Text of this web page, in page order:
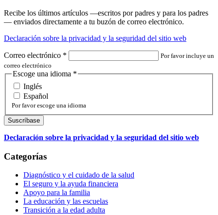
Recibe los últimos artículos —escritos por padres y para los padres
— enviados directamente a tu buzón de correo electrónico.
Declaración sobre la privacidad y la seguridad del sitio web
Correo electrónico *
Por favor incluye un
correo electrónico
Escoge una idioma *
Inglés
Español
Por favor escoge una idioma
Declaración sobre la privacidad y la seguridad del sitio web
Categorías
Diagnóstico y el cuidado de la salud
El seguro y la ayuda financiera
Apoyo para la familia
La educación y las escuelas
Transición a la edad adulta